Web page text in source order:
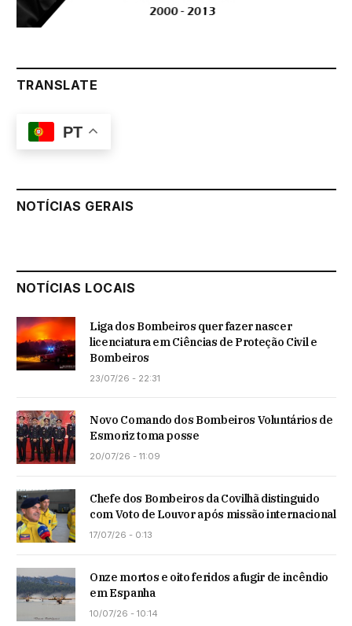
TRANSLATE
PT
NOTÍCIAS GERAIS
NOTÍCIAS LOCAIS
Liga dos Bombeiros quer fazer nascer
licenciatura em Ciências de Proteção Civil e
Bombeiros
23/07/26 - 22:31
Novo Comando dos Bombeiros Voluntários de
Esmoriz toma posse
20/07/26 - 11:09
Chefe dos Bombeiros da Covilhã distinguido
com Voto de Louvor após missão internacional
17/07/26 - 0:13
Onze mortos e oito feridos a fugir de incêndio
em Espanha
10/07/26 - 10:14